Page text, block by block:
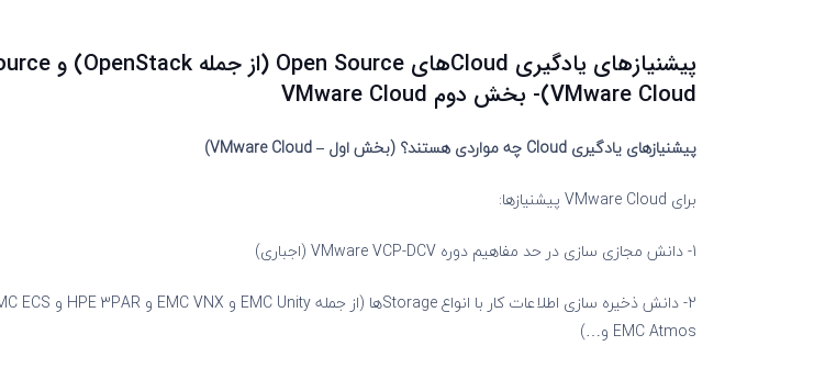
VMware Cloud)- بخش دوم VMware Cloud
پیشنیازهای یادگیری Cloud چه مواردی هستند؟ (بخش اول – VMware Cloud)
برای VMware Cloud پیشنیازها:
1- دانش مجازی سازی در حد مفاهیم دوره VMware VCP-DCV (اجباری)
EMC Atmos و…)